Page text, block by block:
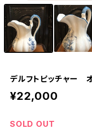
デルフトピッチャー
¥22,000
SOLD OUT